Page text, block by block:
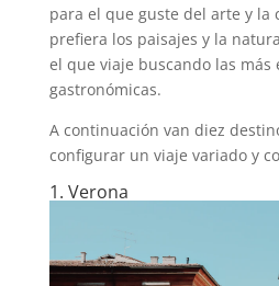
para el que guste del arte y la
prefiera los paisajes y la
el que viaje buscando las más
gastronómicas.
A continuación van diez
configurar un viaje variado y
1. Verona